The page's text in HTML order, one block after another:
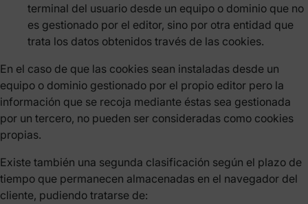
terminal del usuario desde un equipo o dominio que no
es gestionado por el editor, sino por otra entidad que
trata los datos obtenidos través de las cookies.
En el caso de que las cookies sean instaladas desde un
equipo o dominio gestionado por el propio editor pero la
información que se recoja mediante éstas sea gestionada
por un tercero, no pueden ser consideradas como cookies
propias.
Existe también una segunda clasificación según el plazo de
tiempo que permanecen almacenadas en el navegador del
cliente, pudiendo tratarse de: